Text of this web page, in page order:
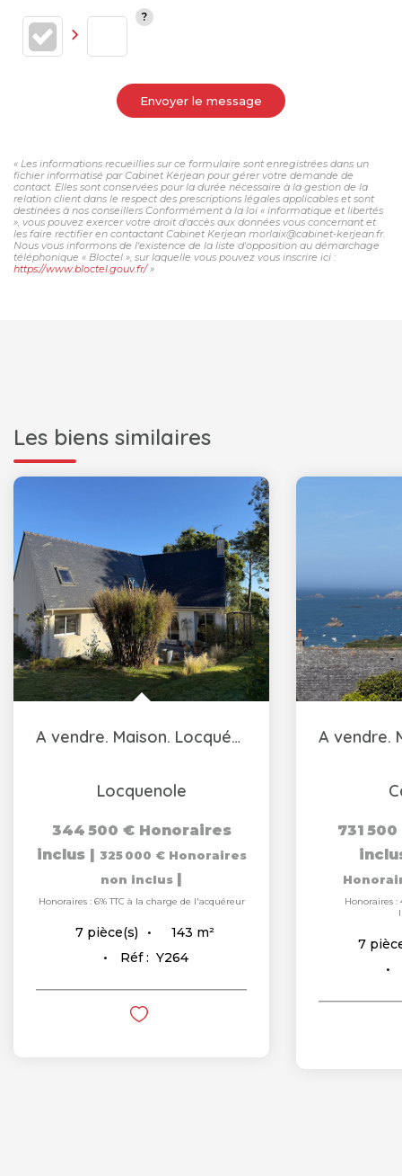
Envoyer le message
« Les informations recueillies sur ce formulaire sont enregistrées dans un
fichier informatisé par Cabinet Kerjean pour gérer votre demande de
contact. Elles sont conservées pour la durée nécessaire à la gestion de la
relation client dans le respect des prescriptions légales applicables et sont
destinées à nos conseillers Conformément à la loi « informatique et libertés
», vous pouvez exercer votre droit d'accès aux données vous concernant et
les faire rectifier en contactant Cabinet Kerjean morlaix@cabinet-kerjean.fr.
Nous vous informons de l'existence de la liste d'opposition au démarchage
téléphonique « Bloctel », sur laquelle vous pouvez vous inscrire ici :
https://www.bloctel.gouv.fr/»
Les biens similaires
A vendre. Maison. Locquénolé.
Locquenole
344 500 € Honoraires
inclus | 325 000 € Honoraires
non inclus |
Honoraires : 6% TTC à la charge de l'acquéreur
7 pièce(s) 143 m²
Réf : Y264
731
Honoraires :
7